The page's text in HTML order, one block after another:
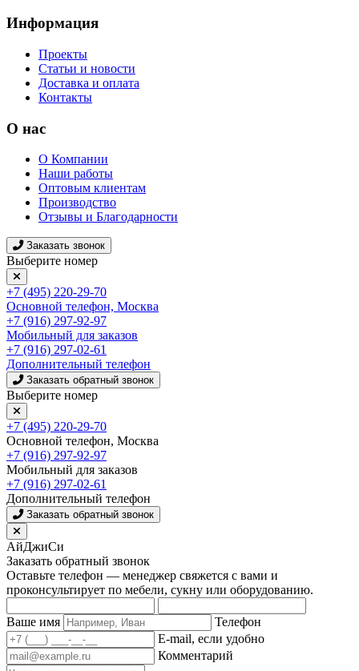
Информация
Проекты
Статьи и новости
Доставка и оплата
Контакты
О нас
О Компании
Наши работы
Оптовым клиентам
Производство
Отзывы и Благодарности
Заказать звонок
Выберите номер
+7 (495) 220-29-70
Основной телефон, Москва
+7 (916) 297-92-97
Мобильный для заказов
+7 (916) 297-02-61
Дополнительный телефон
Заказать обратный звонок
Выберите номер
+7 (495) 220-29-70
Основной телефон, Москва
+7 (916) 297-92-97
Мобильный для заказов
+7 (916) 297-02-61
Дополнительный телефон
Заказать обратный звонок
АйДжиСи
Заказать обратный звонок
Оставьте телефон — менеджер свяжется с вами и
проконсультирует по мебели, сукну или оборудованию.
Ваше имя
Телефон
E-mail, если удобно
Комментарий